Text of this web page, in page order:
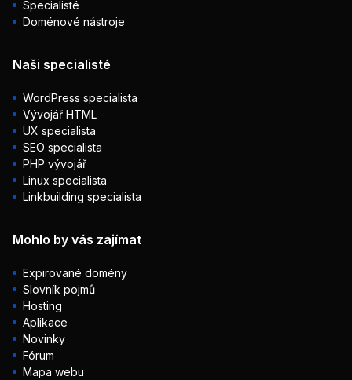
Specialisté
Doménové nástroje
Naši specialisté
WordPress specialista
Vývojář HTML
UX specialista
SEO specialista
PHP vývojář
Linux specialista
Linkbuilding specialista
Mohlo by vás zajímat
Expirované domény
Slovník pojmů
Hosting
Aplikace
Novinky
Fórum
Mapa webu